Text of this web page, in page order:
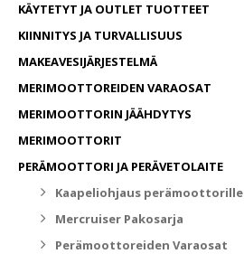
KÄYTETYT JA OUTLET TUOTTEET
KIINNITYS JA TURVALLISUUS
MAKEAVESIJÄRJESTELMÄ
MERIMOOTTOREIDEN VARAOSAT
MERIMOOTTORIN JÄÄHDYTYS
MERIMOOTTORIT
PERÄMOOTTORI JA PERÄVETOLAITE
Kaapeliohjaus perämoottorille
Mercruiser Pakosarja
Perämoottoreiden Varaosat